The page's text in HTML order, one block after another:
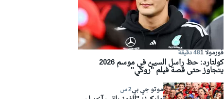
فورمولا 1 48 دقيقة
كولتارد: حظ راسل السيئ في موسم 2026
يتجاوز حتى قصة فيلم "روكي"
موتو جي بي2 س